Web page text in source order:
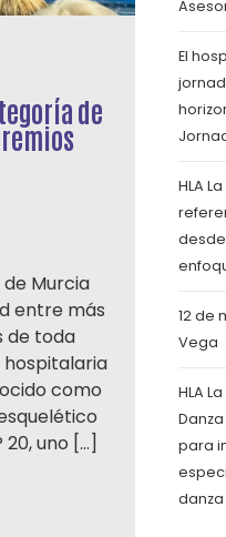
de
de Murcia
entre más
de toda
como
uno […]
El
HLA
12 de
Vega
HLA
para
danza